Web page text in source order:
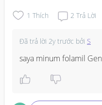
1 Thích 2 Trả Lời
Đã trả lời 2y trước bởi S
saya minum folamil